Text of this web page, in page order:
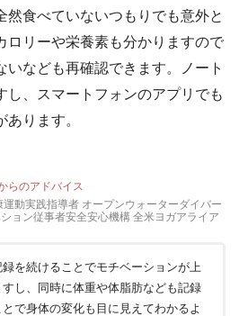
然食べていないつもりでも意外と
ロリーや栄養素も分かりますので
いなども再確認できます。ノート
し、スマートフォンのアプリでも
ります。
らのアドバイス
動実践指導者 オープンウォーターダイバー
ョン従事者安全安心機構 全米ヨガアライア
を続けることでモチベーションが上
すし、同時に体重や体脂肪なども記録
で身体の変化も目に見えてわかるよ